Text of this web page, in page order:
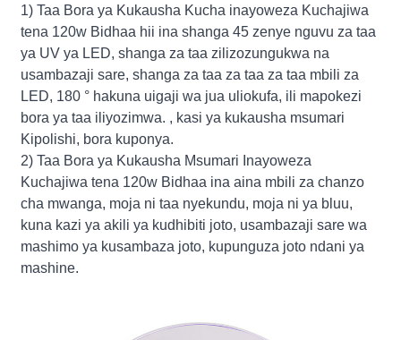
1) Taa Bora ya Kukausha Kucha inayoweza Kuchajiwa
tena 120w Bidhaa hii ina shanga 45 zenye nguvu za taa
ya UV ya LED, shanga za taa zilizozungukwa na
usambazaji sare, shanga za taa za taa za taa mbili za
LED, 180 ° hakuna uigaji wa jua uliokufa, ili mapokezi
bora ya taa iliyozimwa. , kasi ya kukausha msumari
Kipolishi, bora kuponya.
2) Taa Bora ya Kukausha Msumari Inayoweza
Kuchajiwa tena 120w Bidhaa ina aina mbili za chanzo
cha mwanga, moja ni taa nyekundu, moja ni ya bluu,
kuna kazi ya akili ya kudhibiti joto, usambazaji sare wa
mashimo ya kusambaza joto, kupunguza joto ndani ya
mashine.